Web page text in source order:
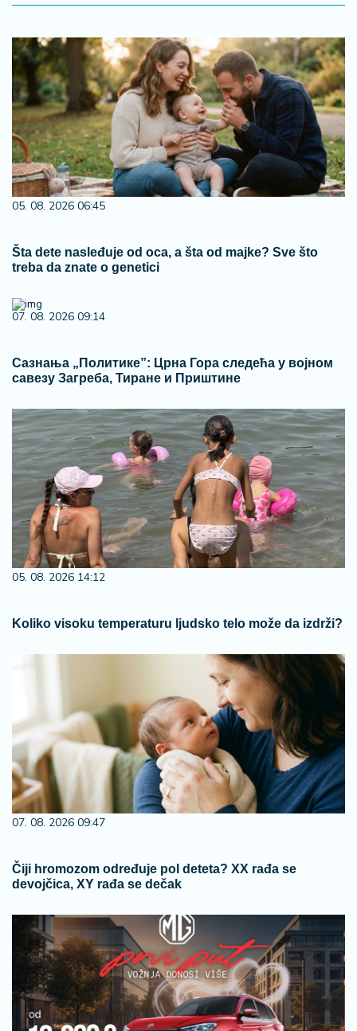
05. 08. 2026 06:45
Šta dete nasleđuje od oca, a šta od majke? Sve što
treba da znate o genetici
07. 08. 2026 09:14
Сазнања „Политике”: Црна Гора следећа у војном
савезу Загреба, Тиране и Приштине
05. 08. 2026 14:12
Koliko visoku temperaturu ljudsko telo može da izdrži?
07. 08. 2026 09:47
Čiji hromozom određuje pol deteta? XX rađa se
devojčica, XY rađa se dečak